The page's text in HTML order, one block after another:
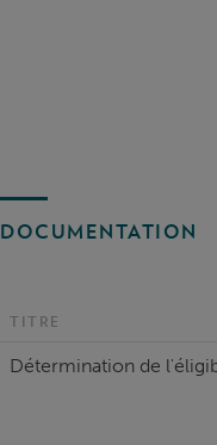
DOCUMENTATION
TITRE
Détermination de